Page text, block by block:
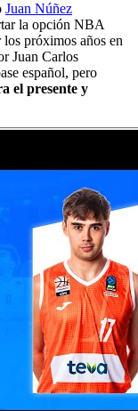
Juan Núñez
la opción NBA
próximos años en
Juan Carlos
español, pero
el presente y